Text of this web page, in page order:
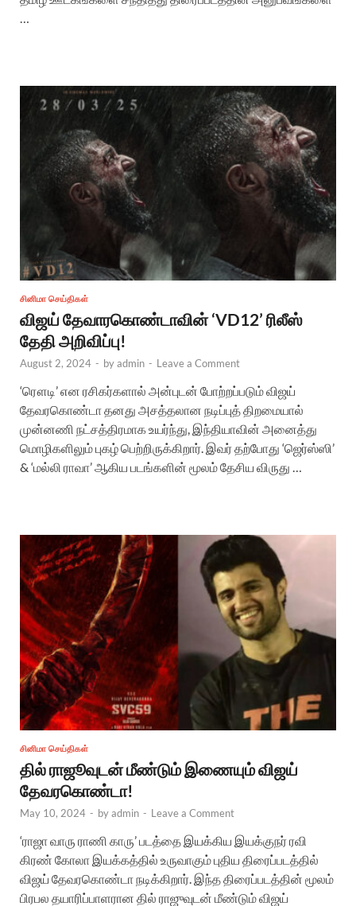
சினிமா செய்திகள்
விஜய் தேவாரகொண்டாவின் ‘VD12’ ரிலீஸ்
தேதி அறிவிப்பு!
August 2, 2024 - byadmin - Leave a Comment
‘ரௌடி’ என ரசிகர்களால் அன்புடன் போற்றப்படும் விஜய்
தேவரகொண்டா தனது அசத்தலான நடிப்புத் திறமையால்
முன்னணி நட்சத்திரமாக உயர்ந்து, இந்தியாவின் அனைத்து
மொழிகளிலும் புகழ் பெற்றிருக்கிறார். இவர் தற்போது ‘ஜெர்ஸ்ஸி’
& ‘மல்லி ராவா’ ஆகிய படங்களின் மூலம் தேசிய விருது …
சினிமா செய்திகள்
தில் ராஜூவுடன் மீண்டும் இணையும் விஜய்
தேவரகொண்டா!
May 10, 2024 - byadmin - Leave a Comment
‘ராஜா வாரு ராணி காரு’ படத்தை இயக்கிய இயக்குநர் ரவி
கிரண் கோலா இயக்கத்தில் உருவாகும் புதிய திரைப்படத்தில்
விஜய் தேவரகொண்டா நடிக்கிறார். இந்த திரைப்படத்தின் மூலம்
பிரபல தயாரிப்பாளரான தில் ராஜுவுடன் மீண்டும் விஜய்